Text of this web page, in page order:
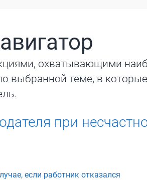
охватывающими
выбранной теме, в
при
если работник отказался